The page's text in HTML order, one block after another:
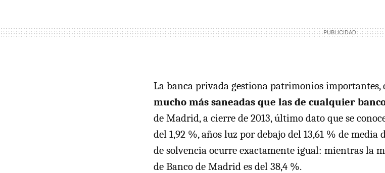
La banca privada gestiona patrimonios importantes,
mucho más saneadas que las de cualquier
de Madrid, a cierre de 2013, último dato que se
del 1,92 %, años luz por debajo del 13,61 % de media
de solvencia ocurre exactamente igual: mientras la
de Banco de Madrid es del 38,4 %.